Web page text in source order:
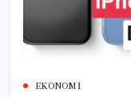
EKONOMI